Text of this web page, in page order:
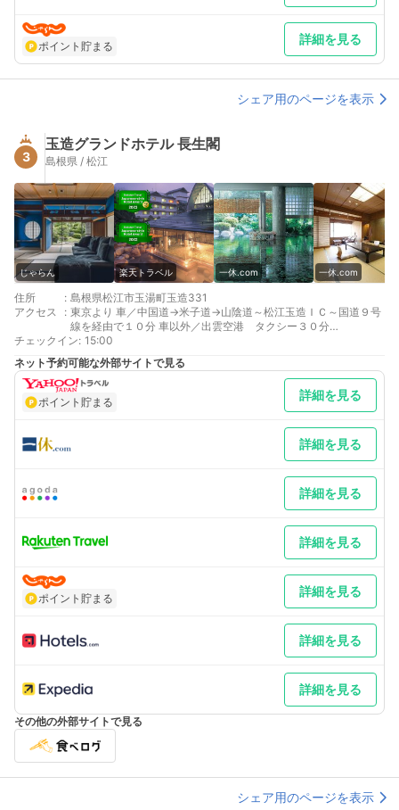
補足 車／駐車場完備！ 車以外／松江駅よりタクシーまたはレイ
クラインを利用すると便利
ポイント貯まる 詳細を見る
シェア用のページを表示
3
玉造グランドホテル 長生閣
島根県 / 松江
じゃらん 楽天トラベル 一休.com 一休.com
住所 : 島根県松江市玉湯町玉造331
アクセス
: 東京より 車／中国道→米子道→山陰道～松江玉造ＩＣ～国道９号
線を経由で１０分 車以外／出雲空港 タクシー３０分
大阪より 車／中国道→米子道→山陰道～松江玉造ＩＣ～国道９号
線を経由で１０分 車以外／新幹線岡山乗換、山陽本線玉造温泉駅
下車、タクシー６分
最寄り駅１ 玉造温泉
補足 車／無料の駐車場あり、１００台分
チェックイン: 15:00
ネット予約可能な外部サイトで見る
ポイント貯まる 詳細を見る
詳細を見る
詳細を見る
詳細を見る
ポイント貯まる 詳細を見る
詳細を見る
詳細を見る
その他の外部サイトで見る
シェア用のページを表示